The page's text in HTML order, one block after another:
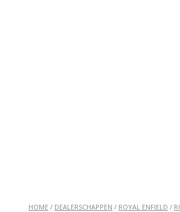
HOME / DEALERSCHAPPEN / ROYAL ENFIELD /